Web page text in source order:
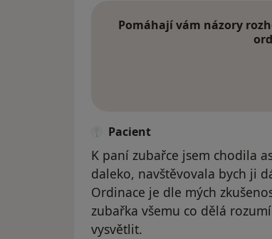
Pomáhají vám názory
Pacient
K paní zubařce jsem chodila
daleko, navštěvovala bych ji
Ordinace je dle mých
zubařka všemu co dělá
vysvětlit.